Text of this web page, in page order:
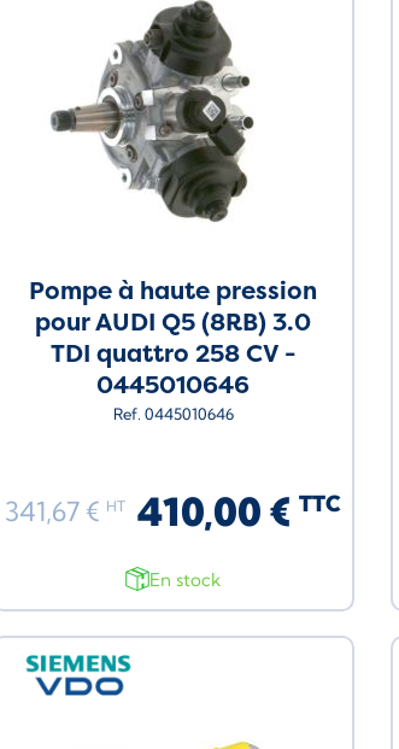
Pompe à haute pression
pour AUDI Q5 (8RB) 3.0
TDI quattro 258 CV -
0445010646
Ref. 0445010646
341,67 € HT 410,00 € TTC
En stock